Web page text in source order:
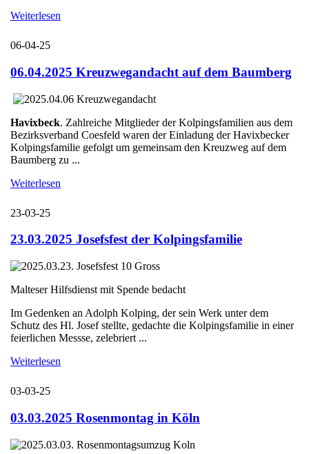
Weiterlesen
06-04-25
06.04.2025 Kreuzwegandacht auf dem Baumberg
Havixbeck. Zahlreiche Mitglieder der Kolpingsfamilien aus dem
Bezirksverband Coesfeld waren der Einladung der Havixbecker
Kolpingsfamilie gefolgt um gemeinsam den Kreuzweg auf dem
Baumberg zu ...
Weiterlesen
23-03-25
23.03.2025 Josefsfest der Kolpingsfamilie
Malteser Hilfsdienst mit Spende bedacht
Im Gedenken an Adolph Kolping, der sein Werk unter dem
Schutz des Hl. Josef stellte, gedachte die Kolpingsfamilie in einer
feierlichen Messse, zelebriert ...
Weiterlesen
03-03-25
03.03.2025 Rosenmontag in Köln